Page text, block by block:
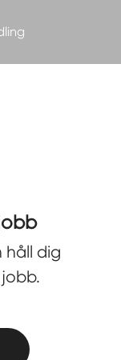
håll dig